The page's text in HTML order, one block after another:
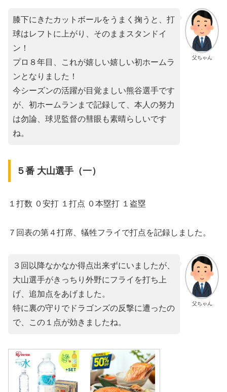
父ちゃん
膝下にきたカットボールをうまく掬うと、打
球はレフトに上がり、そのままスタンドイ
ン！
プロ８年目、これが嬉しい嬉しい初ホームラ
ンとなりました！
今シーズンの活躍が目覚ましい熊谷選手です
が、初ホームランまで記録して、本人の努力
は勿論、球児監督の彗眼も素晴らしいです
ね。
５番 大山選手（一）
１打数 ０安打 １打点 ０本塁打 １盗塁
７回表の第４打席、犠牲フライで打点を記録しました。
父ちゃん
３回以降なかなか得点出来ずにいましたが、
大山選手がきっちり外野にフライを打ち上
げ、追加点をあげました。
特に裏の守りでドラゴンズの反撃に遭ったの
で、この１点が効きましたね。